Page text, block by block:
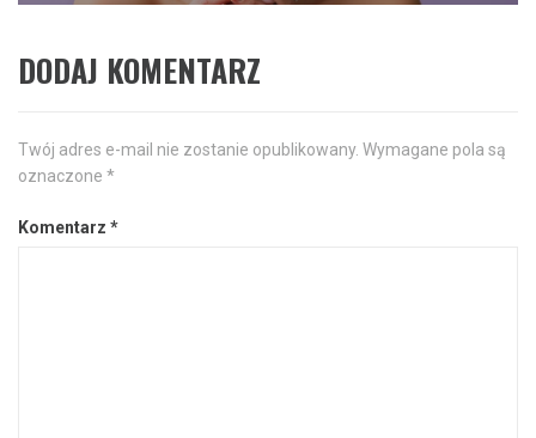
DODAJ KOMENTARZ
Twój adres e-mail nie zostanie opublikowany. Wymagane pola są
oznaczone *
Komentarz *